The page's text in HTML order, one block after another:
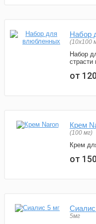
Набор
(10х100
Набор
страсти
от
Крем
(100 мг)
Крем
от
5мг